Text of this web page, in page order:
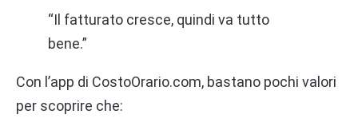
“Il fatturato cresce, quindi va tutto
bene.”
Con l’app di CostoOrario.com, bastano pochi valori
per scoprire che: